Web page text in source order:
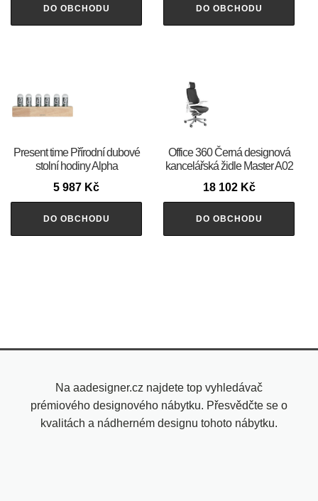
DO OBCHODU DO OBCHODU
Present time Přírodní dubové
stolní hodiny Alpha
5 987 Kč
DO OBCHODU
Office 360 Černá designová
kancelářská židle Master A02
18 102 Kč
DO OBCHODU
Na aadesigner.cz najdete top vyhledávač
prémiového designového nábytku. Přesvědčte se o
kvalitách a nádherném designu tohoto nábytku.